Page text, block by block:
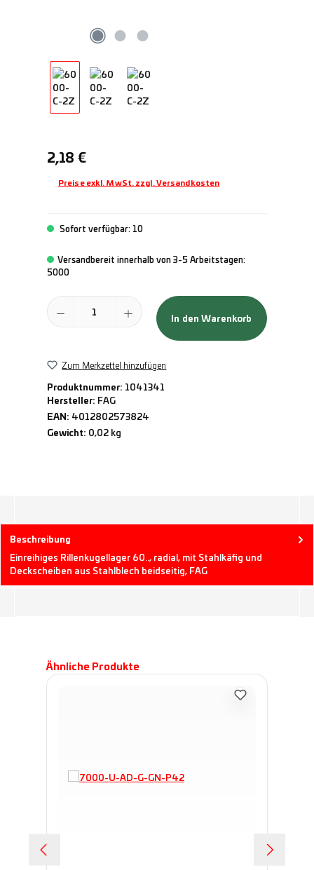
Regulärer Preis:
2,18 €
Preise exkl. MwSt. zzgl. Versandkosten
Sofort verfügbar: 10
Versandbereit innerhalb von 3-5 Arbeitstagen:
5000
Produkt Anzahl: Gib den gewünschten Wert ein oder benutze die
In den Warenkorb
Zum Merkzettel hinzufügen
Produktnummer: 1041341
Hersteller: FAG
EAN: 4012802573824
Gewicht: 0,02 kg
Beschreibung
Einreihiges Rillenkugellager 60.., radial, mit Stahlkäfig und
Deckscheiben aus Stahlblech beidseitig, FAG
Produktgalerie überspringen
Ähnliche Produkte